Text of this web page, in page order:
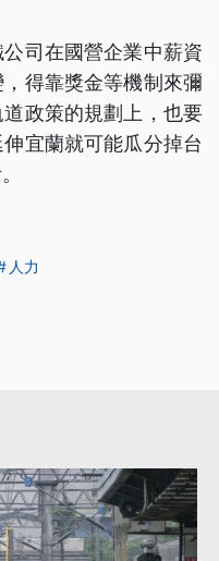
司在國營企業中薪資
得靠獎金等機制來彌
政策的規劃上，也要
宜蘭就可能瓜分掉台
人力